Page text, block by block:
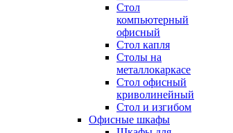
Стол
компьютерный
офисный
Стол капля
Столы на
металлокаркасе
Стол офисный
криволинейный
Стол и изгибом
Офисные шкафы